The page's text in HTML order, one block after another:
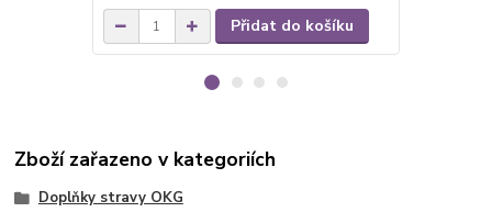
Přidat do košíku
Zboží zařazeno v kategoriích
Doplňky stravy OKG